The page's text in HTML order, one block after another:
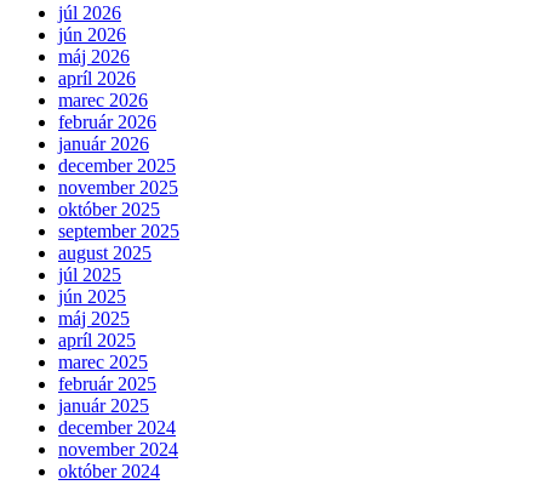
júl 2026
jún 2026
máj 2026
apríl 2026
marec 2026
február 2026
január 2026
december 2025
november 2025
október 2025
september 2025
august 2025
júl 2025
jún 2025
máj 2025
apríl 2025
marec 2025
február 2025
január 2025
december 2024
november 2024
október 2024